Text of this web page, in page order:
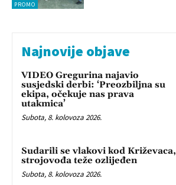
PROMO
Najnovije objave
VIDEO Gregurina najavio
susjedski derbi: ‘Preozbiljna su
ekipa, očekuje nas prava
utakmica’
Subota, 8. kolovoza 2026.
Sudarili se vlakovi kod Križevaca,
strojovođa teže ozlijeđen
Subota, 8. kolovoza 2026.